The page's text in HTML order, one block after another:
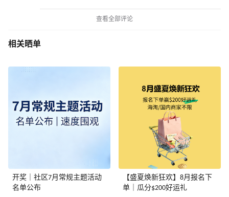
查看全部评论
相关晒单
开奖｜社区7月常规主题活动
名单公布
【盛夏焕新狂欢】8月报名下
单｜瓜分$200好运礼